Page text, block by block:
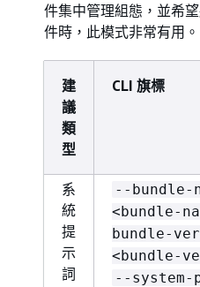
件集中管理組態，並希
件時，此模式非常有用。
建
議
類
型
CLI 旗標
系
統
提
示
詞
--bundle-
<bundle-
bundle-
<bundle-
--system-